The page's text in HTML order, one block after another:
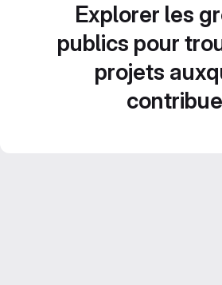
Explorer les
publics pour
projets